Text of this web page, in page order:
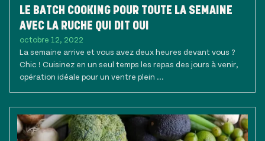
LE BATCH COOKING POUR TOUTE LA SEMAINE
AVEC LA RUCHE QUI DIT OUI
octobre 12, 2022
La semaine arrive et vous avez deux heures devant vous ?
Chic ! Cuisinez en un seul temps les repas des jours à venir,
opération idéale pour un ventre plein ...